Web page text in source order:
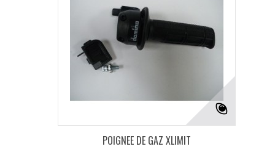
POIGNEE DE GAZ XLIMIT